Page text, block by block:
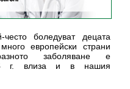
боледуват децата
европейски страни
заболяване е
г. влиза и в нашия